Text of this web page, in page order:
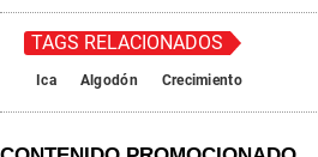
TAGS RELACIONADOS
Ica Algodón Crecimiento